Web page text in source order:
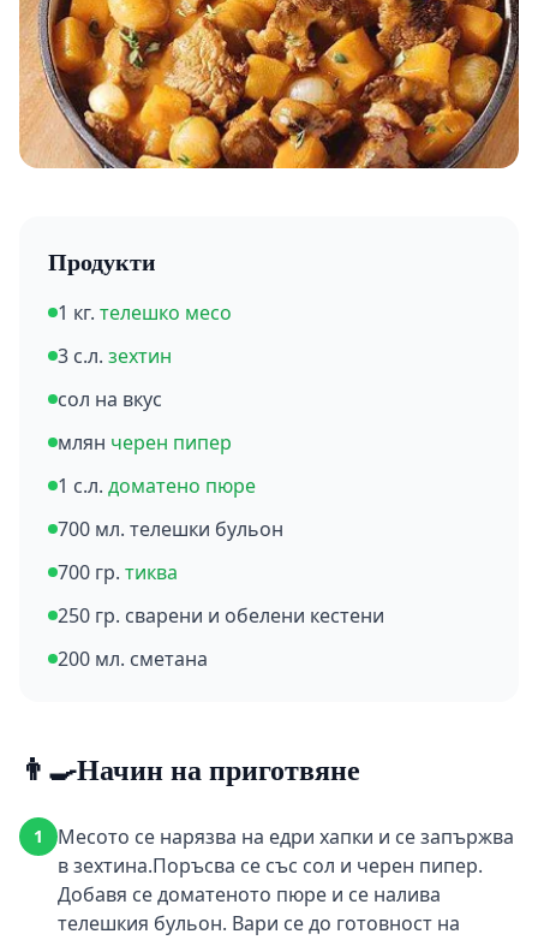
Продукти
1 кг. телешко месо
3 с.л. зехтин
сол на вкус
млян черен пипер
1 с.л. доматено пюре
700 мл. телешки бульон
700 гр. тиква
250 гр. сварени и обелени кестени
200 мл. сметана
👨‍🍳Начин на приготвяне
1
Месото се нарязва на едри хапки и се запържва
в зехтина.Поръсва се със сол и черен пипер.
Добавя се доматеното пюре и се налива
телешкия бульон. Вари се до готовност на